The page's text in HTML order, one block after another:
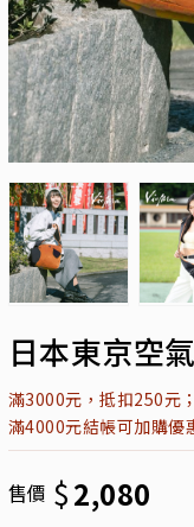
日本東京空
滿3000元，抵扣250元
滿4000元結帳可加購優
售價 $2,080